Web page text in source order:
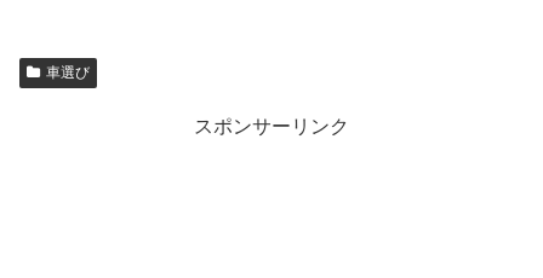
車選び
スポンサーリンク